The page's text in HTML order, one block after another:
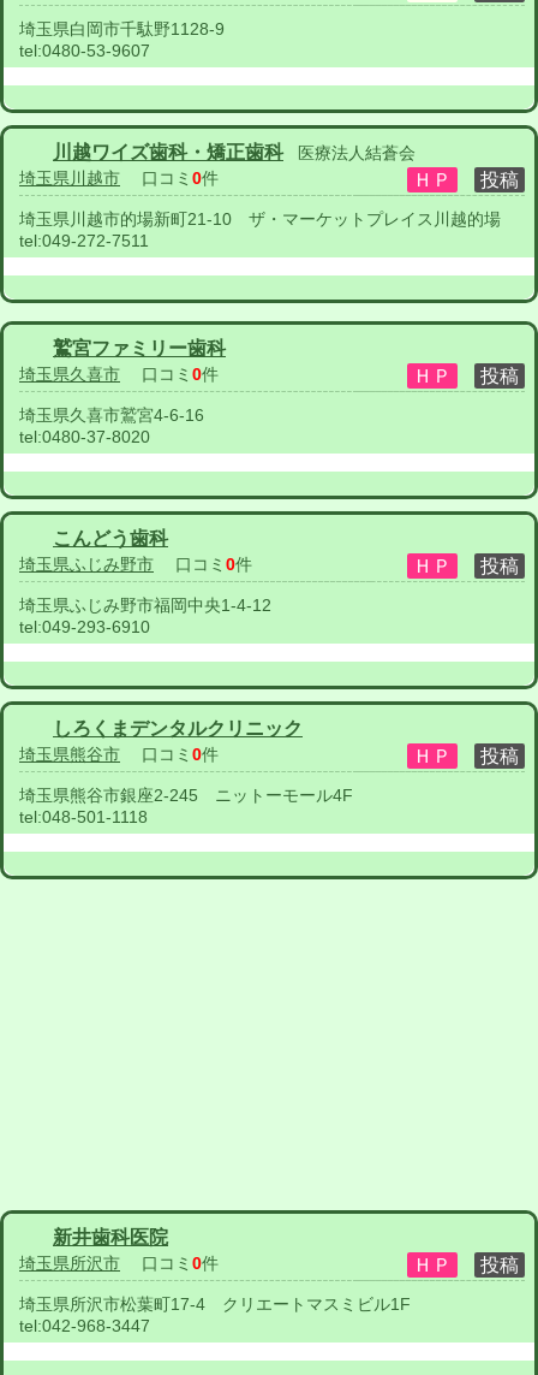
埼玉県白岡市千駄野1128-9
tel:0480-53-9607
川越ワイズ歯科・矯正歯科
医療法人結蒼会
埼玉県川越市 口コミ 0件
埼玉県川越市的場新町21-10 ザ・マーケットプレイス川越的場
tel:049-272-7511
鷲宮ファミリー歯科
埼玉県久喜市 口コミ 0件
埼玉県久喜市鷲宮4-6-16
tel:0480-37-8020
こんどう歯科
埼玉県ふじみ野市 口コミ 0件
埼玉県ふじみ野市福岡中央1-4-12
tel:049-293-6910
しろくまデンタルクリニック
埼玉県熊谷市 口コミ 0件
埼玉県熊谷市銀座2-245 ニットーモール4F
tel:048-501-1118
新井歯科医院
埼玉県所沢市 口コミ 0件
埼玉県所沢市松葉町17-4 クリエートマスミビル1F
tel:042-968-3447